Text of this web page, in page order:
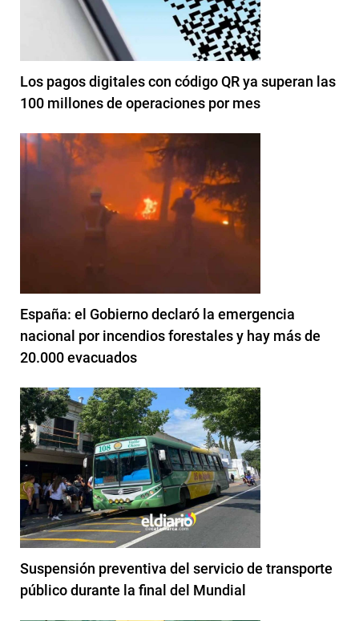
Los pagos digitales con código QR ya superan las
100 millones de operaciones por mes
España: el Gobierno declaró la emergencia
nacional por incendios forestales y hay más de
20.000 evacuados
Suspensión preventiva del servicio de transporte
público durante la final del Mundial